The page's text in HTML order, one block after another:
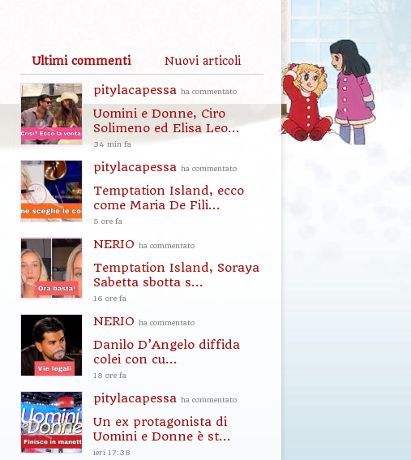
Ultimi commenti Nuovi articoli
pitylacapessa ha commentato
Uomini e Donne, Ciro
Solimeno ed Elisa Leo...
34 min fa
pitylacapessa ha commentato
Temptation Island, ecco
come Maria De Fili...
5 ore fa
NERIO ha commentato
Temptation Island, Soraya
Sabetta sbotta s...
16 ore fa
NERIO ha commentato
Danilo D’Angelo diffida
colei con cu...
18 ore fa
pitylacapessa ha commentato
Un ex protagonista di
Uomini e Donne è st...
ieri 17:38